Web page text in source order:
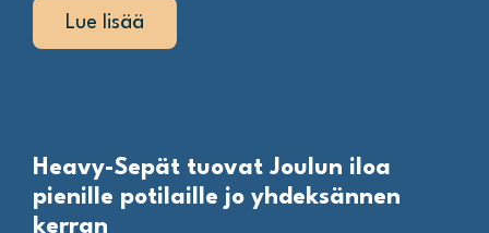
Lue lisää
Heavy-Sepät tuovat Joulun iloa
pienille potilaille jo yhdeksännen
kerran